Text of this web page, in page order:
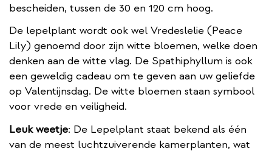
bescheiden, tussen de 30 en 120 cm hoog.
De lepelplant wordt ook wel Vredeslelie (Peace
Lily) genoemd door zijn witte bloemen, welke doen
denken aan de witte vlag. De Spathiphyllum is ook
een geweldig cadeau om te geven aan uw geliefde
op Valentijnsdag. De witte bloemen staan symbool
voor vrede en veiligheid.
Leuk weetje: De Lepelplant staat bekend als één
van de meest luchtzuiverende kamerplanten, wat